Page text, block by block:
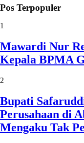
Pos Terpopuler
1
Mawardi Nur
Kepala BPMA
2
Bupati
Perusahaan di
Mengaku Tak